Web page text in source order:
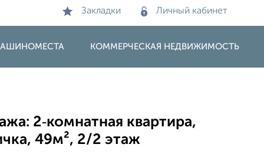
Закладки Личный кабинет
КОММЕРЧЕСКАЯ НЕДВИЖИМОСТЬ
2‑комнатная квартира,
49м², 2/2 этаж